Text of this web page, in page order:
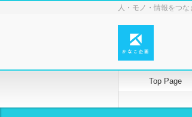
人・モノ・情報をつ
Top Page